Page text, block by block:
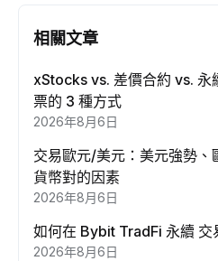
相關文章
xStocks vs. 差價合約 vs.
票的 3 種方式
2026年8月6日
交易歐元/美元：美元強勢
貨幣對的因素
2026年8月6日
如何在 Bybit TradFi 永續 交
2026年8月6日